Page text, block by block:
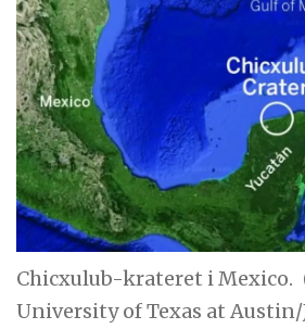
Chicxulub-krateret i Mexico.
University of Texas at Austin/